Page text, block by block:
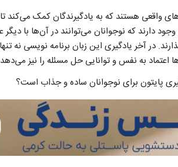
واقعی هستند که به یادگیرندگان کمک می‌کند
دارند که نوجوانان می‌توانند در آن‌ها با دیگر
در آخر یادگیری این زبان برنامه‌ نویسی نه
اعتماد به نفس و توانایی حل مسئله را نیز